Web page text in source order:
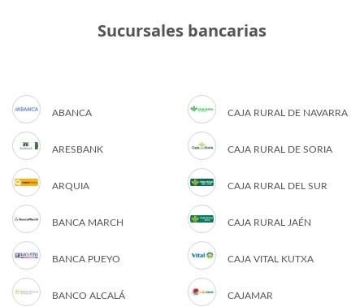
Sucursales bancarias
ABANCA
ARESBANK
ARQUIA
BANCA MARCH
BANCA PUEYO
BANCO ALCALÁ
CAJA RURAL DE NAVARRA
CAJA RURAL DE SORIA
CAJA RURAL DEL SUR
CAJA RURAL JAÉN
CAJA VITAL KUTXA
CAJAMAR